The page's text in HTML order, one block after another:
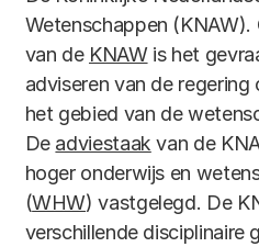
Wetenschappen
van de KNAWis het
adviseren van de
het gebied van de
De adviestaak van de
hoger onderwijs en
(WHW) vastgelegd. De
verschillende disciplinaire